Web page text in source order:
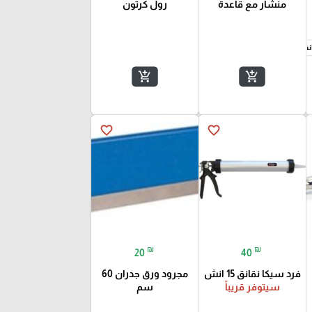
منشار مع قاعدة
add_shopping_cart
رول كرتون
add_shopping_cart
favorite_border
40 ₪
فرد سيكا نقانق 15 انش
سيتوفر قريباً
favorite_border
20 ₪
مجرود ورق جدران 60
سم